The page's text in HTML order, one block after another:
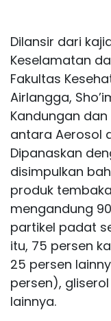
Dilansir dari
Keselamatan
Fakultas
Airlangga,
Kandungan
antara Aerosol
Dipanaskan
disimpulkan
produk
mengandung
partikel padat
itu, 75 persen
25 persen
persen),
lainnya.